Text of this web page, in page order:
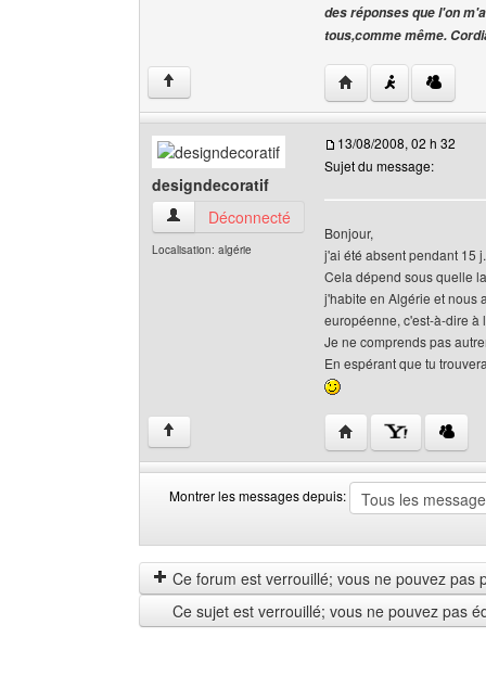
des réponses que l'on
tous,comme même.
↑ Visiter le site web
designdecoratif
designdecoratif Voir le profil de l'utilisateur
Déconnecté
Localisation: algérie
13/08/2008, 02 h 32
Sujet du message:
Bonjour,
j'ai été absent pendant 15 j.
Cela dépend sous quelle
j'habite en Algérie et nous
européenne, c'est-à-dire à
Je ne comprends pas
En espérant que tu
↑ Visiter le site web
Montrer les messages depuis:
les
messages
depuis
by
Ce forum est verrouillé; vous ne pouvez pas
Ce sujet est verrouillé; vous ne pouvez pas